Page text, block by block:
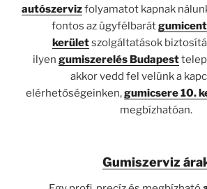
autószervizfolyamatot kapnak
fontos az ügyfélbarát
kerületszolgáltatások
ilyen gumiszerelés Budapest
akkor vedd fel velünk a
elérhetőségeinken,gumicsere 10.
megbízhatóan.
Gumiszerviz